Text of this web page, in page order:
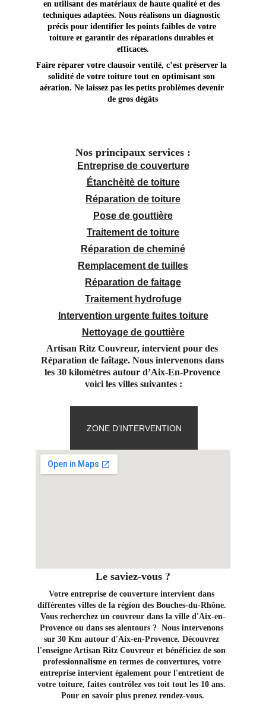
en utilisant des matériaux de haute qualité et des
techniques adaptées. Nous réalisons un diagnostic
précis pour identifier les points faibles de votre
toiture et garantir des réparations durables et
efficaces.
Faire réparer votre clausoir ventilé, c’est préserver la
solidité de votre toiture tout en optimisant son
aération. Ne laissez pas les petits problèmes devenir
de gros dégâts
Nos principaux services :
Entreprise de couverture
Étanchèitè de toiture
Réparation de toiture
Pose de gouttière
Traitement de toiture
Réparation de cheminé
Remplacement de tuilles
Réparation de faitage
Traitement hydrofuge
Intervention urgente fuites toiture
Nettoyage de gouttière
Artisan Ritz Couvreur, intervient pour des
Réparation de faîtage. Nous intervenons dans
les 30 kilomètres autour d’Aix-En-Provence
voici les villes suivantes :
ZONE D’INTERVENTION
Le saviez-vous ?
Votre entreprise de couverture intervient dans
différentes villes de la région des Bouches-du-Rhône.
Vous recherchez un couvreur dans la ville d'Aix-en-
Provence ou dans ses alentours ?  Nous intervenons
sur 30 Km autour d'Aix-en-Provence. Découvrez
l'enseigne Artisan Ritz Couvreur et bénéficiez de son
professionnalisme en termes de couvertures, votre
entreprise intervient également pour l'entretient de
votre toiture, faites contrôlez vos toit tout les 10 ans.
Pour en savoir plus prenez rendez-vous.